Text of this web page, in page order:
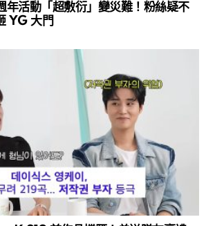
活動「超敷衍」變災難！粉絲疑不
YG 大門